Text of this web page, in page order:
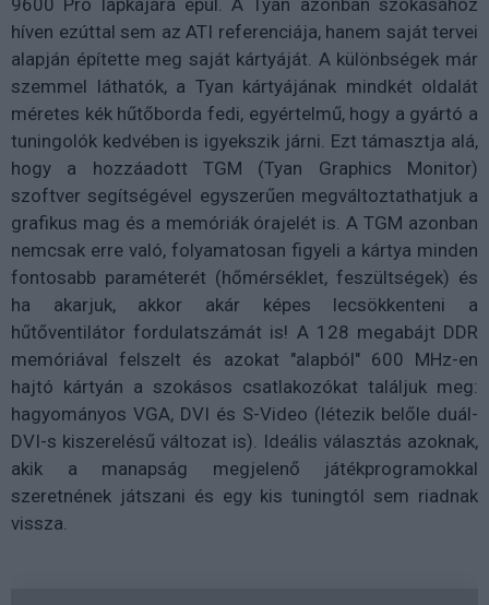
9600 Pro lapkájára épül. A Tyan azonban szokásához
híven ezúttal sem az ATI referenciája, hanem saját tervei
alapján építette meg saját kártyáját. A különbségek már
szemmel láthatók, a Tyan kártyájának mindkét oldalát
méretes kék hűtőborda fedi, egyértelmű, hogy a gyártó a
tuningolók kedvében is igyekszik járni. Ezt támasztja alá,
hogy a hozzáadott TGM (Tyan Graphics Monitor)
szoftver segítségével egyszerűen megváltoztathatjuk a
grafikus mag és a memóriák órajelét is. A TGM azonban
nemcsak erre való, folyamatosan figyeli a kártya minden
fontosabb paraméterét (hőmérséklet, feszültségek) és
ha akarjuk, akkor akár képes lecsökkenteni a
hűtőventilátor fordulatszámát is! A 128 megabájt DDR
memóriával felszelt és azokat "alapból" 600 MHz-en
hajtó kártyán a szokásos csatlakozókat találjuk meg:
hagyományos VGA, DVI és S-Video (létezik belőle duál-
DVI-s kiszerelésű változat is). Ideális választás azoknak,
akik a manapság megjelenő játékprogramokkal
szeretnének játszani és egy kis tuningtól sem riadnak
vissza.